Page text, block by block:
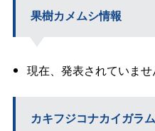
果樹カメムシ情報
現在、発表されていませ
カキフジコナカイガラ